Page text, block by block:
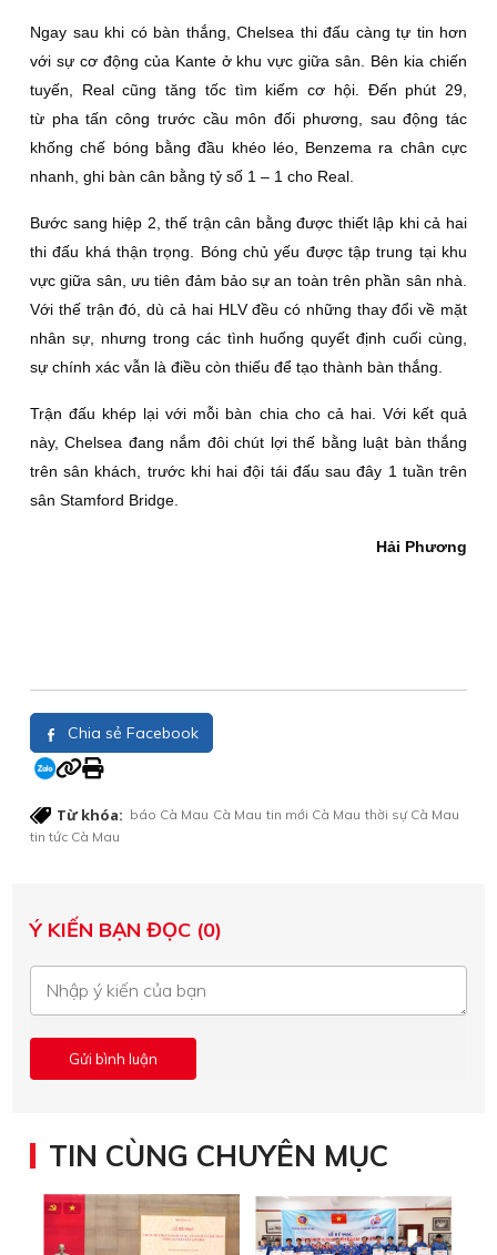
Ngay sau khi có bàn thắng, Chelsea thi đấu càng tự tin hơn
với sự cơ động của Kante ở khu vực giữa sân. Bên kia chiến
tuyến, Real cũng tăng tốc tìm kiếm cơ hội. Đến phút 29,
từ pha tấn công trước cầu môn đối phương, sau động tác
khống chế bóng bằng đầu khéo léo, Benzema ra chân cực
nhanh, ghi bàn cân bằng tỷ số 1 – 1 cho Real.
Bước sang hiệp 2, thế trận cân bằng được thiết lập khi cả hai
thi đấu khá thận trọng. Bóng chủ yếu được tập trung tại khu
vực giữa sân, ưu tiên đảm bảo sự an toàn trên phần sân nhà.
Với thế trận đó, dù cả hai HLV đều có những thay đổi về mặt
nhân sự, nhưng trong các tình huống quyết định cuối cùng,
sự chính xác vẫn là điều còn thiếu để tạo thành bàn thắng.
Trận đấu khép lại với mỗi bàn chia cho cả hai. Với kết quả
này, Chelsea đang nắm đôi chút lợi thế bằng luật bàn thắng
trên sân khách, trước khi hai đội tái đấu sau đây 1 tuần trên
sân Stamford Bridge.
Hải Phương
Chia sẻ Facebook
Từ khóa: báo Cà Mau Cà Mau tin mới Cà Mau thời sự Cà Mau
tin tức Cà Mau
Ý KIẾN BẠN ĐỌC (0)
TIN CÙNG CHUYÊN MỤC